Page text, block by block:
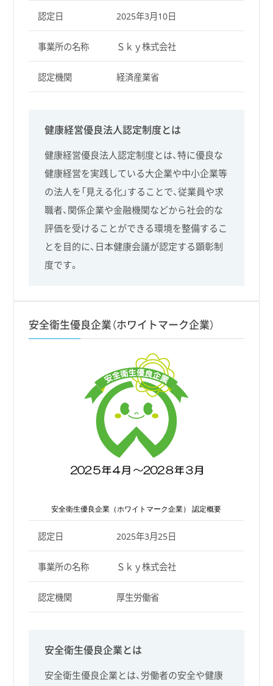
認定日 2025年3月10日
事業所の名称 Ｓｋｙ株式会社
認定機関 経済産業省
健康経営優良法人認定制度とは
健康経営優良法人認定制度とは、特に優良な
健康経営を実践している大企業や中小企業等
の法人を「見える化」することで、従業員や求
職者、関係企業や金融機関などから社会的な
評価を受けることができる環境を整備するこ
とを目的に、日本健康会議が認定する顕彰制
度です。
安全衛生優良企業（ホワイトマーク企業）
安全衛生優良企業（ホワイトマーク企業） 認定概要
認定日 2025年3月25日
事業所の名称 Ｓｋｙ株式会社
認定機関 厚生労働省
安全衛生優良企業とは
安全衛生優良企業とは、労働者の安全や健康